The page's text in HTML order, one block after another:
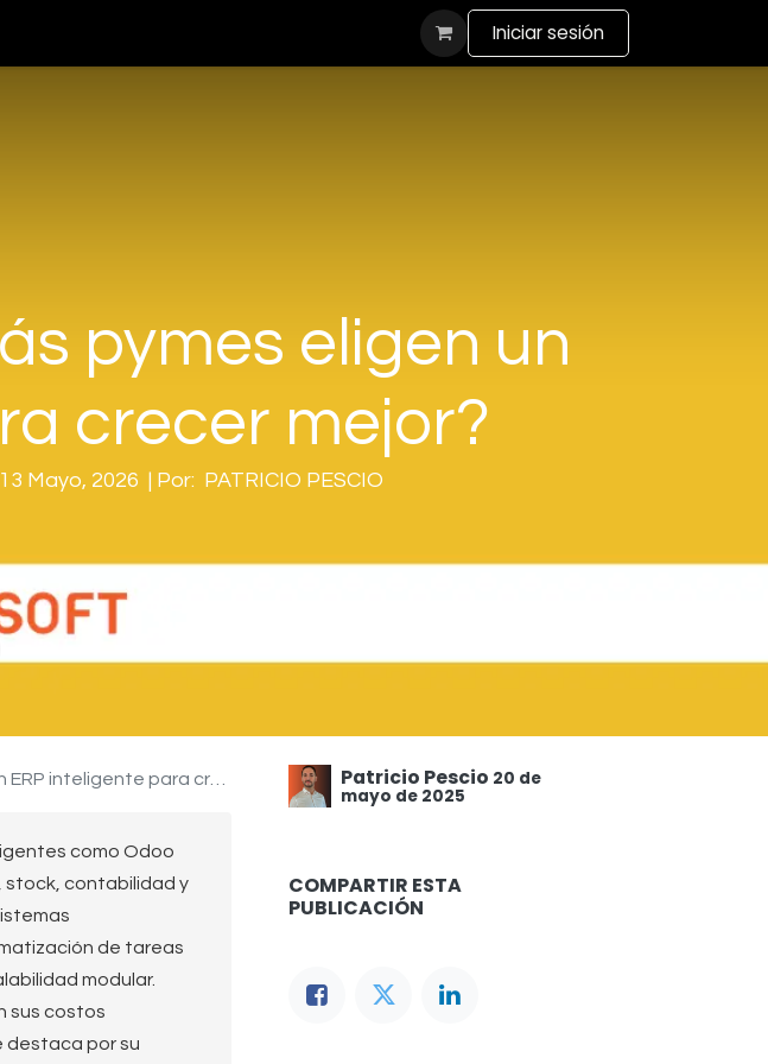
Iniciar sesión
pymes eligen un
crecer mejor?
Mayo, 2026 | Por: PATRICIO PESCIO
para crecer mejor?
como Odoo
stock, contabilidad y
de tareas
modular.
sus costos
destaca por su
Patricio Pescio 20 de
mayo de 2025
COMPARTIR ESTA
PUBLICACIÓN